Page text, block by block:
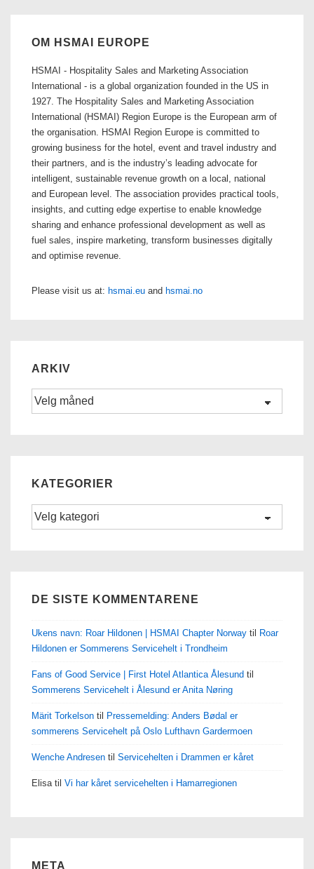
OM HSMAI EUROPE
HSMAI - Hospitality Sales and Marketing Association
International - is a global organization founded in the US in
1927. The Hospitality Sales and Marketing Association
International (HSMAI) Region Europe is the European arm of
the organisation. HSMAI Region Europe is committed to
growing business for the hotel, event and travel industry and
their partners, and is the industry’s leading advocate for
intelligent, sustainable revenue growth on a local, national
and European level. The association provides practical tools,
insights, and cutting edge expertise to enable knowledge
sharing and enhance professional development as well as
fuel sales, inspire marketing, transform businesses digitally
and optimise revenue.
Please visit us at: hsmai.eu and hsmai.no
ARKIV
Arkiv
KATEGORIER
Kategorier
DE SISTE KOMMENTARENE
Ukens navn: Roar Hildonen | HSMAI Chapter Norway til Roar
Hildonen er Sommerens Servicehelt i Trondheim
Fans of Good Service | First Hotel Atlantica Ålesund til
Sommerens Servicehelt i Ålesund er Anita Nøring
Märit Torkelson til Pressemelding: Anders Bødal er
sommerens Servicehelt på Oslo Lufthavn Gardermoen
Wenche Andresen til Servicehelten i Drammen er kåret
Elisa til Vi har kåret servicehelten i Hamarregionen
META